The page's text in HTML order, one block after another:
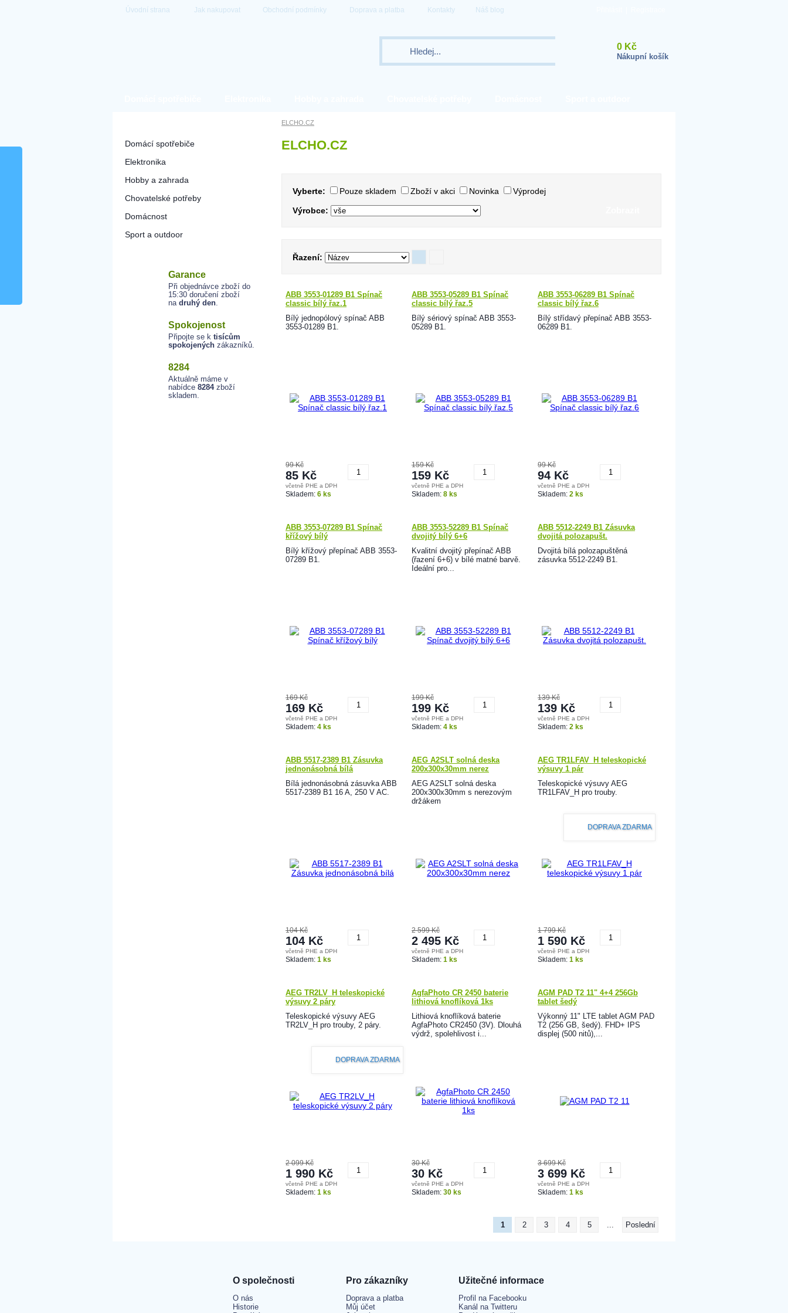
Úvodní strana Jak nakupovat Obchodní podmínky Doprava a platba Kontakty Náš blog
0 Kč
Nákupní košík
Domácí spotřebiče
Elektronika
Hobby a zahrada
Chovatelské potřeby
Domácnost
Sport a outdoor
Garance
Při objednávce zboží do
15:30 doručení zboží
na druhý den.
Spokojenost
Připojte se k tisícům
spokojených zákazníků.
8284
Aktuálně máme v
nabídce 8284zboží
skladem.
ELCHO.CZ
ELCHO.CZ
Vyberte: Pouze skladem Zboží v akci Novinka Výprodej
Výrobce:
Řazení:
ABB 3553-01289 B1 Spínač
classic bílý řaz.1
Bílý jednopólový spínač ABB
3553-01289 B1.
99 Kč
85 Kč
včetně PHE a DPH
Skladem: 6 ks
ABB 3553-05289 B1 Spínač
classic bílý řaz.5
Bílý sériový spínač ABB 3553-
05289 B1.
159 Kč
159 Kč
včetně PHE a DPH
Skladem: 8 ks
ABB 3553-06289 B1 Spínač
classic bílý řaz.6
Bílý střídavý přepínač ABB 3553-
06289 B1.
99 Kč
94 Kč
včetně PHE a DPH
Skladem: 2 ks
ABB 3553-07289 B1 Spínač
křížový bílý
Bílý křížový přepínač ABB 3553-
07289 B1.
169 Kč
169 Kč
včetně PHE a DPH
Skladem: 4 ks
ABB 3553-52289 B1 Spínač
dvojitý bílý 6+6
Kvalitní dvojitý přepínač ABB
(řazení 6+6) v bílé matné barvě.
Ideální pro...
199 Kč
199 Kč
včetně PHE a DPH
Skladem: 4 ks
ABB 5512-2249 B1 Zásuvka
dvojitá polozapušt.
Dvojitá bílá polozapuštěná
zásuvka 5512-2249 B1.
139 Kč
139 Kč
včetně PHE a DPH
Skladem: 2 ks
ABB 5517-2389 B1 Zásuvka
jednonásobná bílá
Bílá jednonásobná zásuvka ABB
5517-2389 B1 16 A, 250 V AC.
104 Kč
104 Kč
včetně PHE a DPH
Skladem: 1 ks
AEG A2SLT solná deska
200x300x30mm nerez
AEG A2SLT solná deska
200x300x30mm s nerezovým
držákem
2 599 Kč
2 495 Kč
včetně PHE a DPH
Skladem: 1 ks
AEG TR1LFAV_H teleskopické
výsuvy 1 pár
Teleskopické výsuvy AEG
TR1LFAV_H pro trouby.
DOPRAVA ZDARMA
1 799 Kč
1 590 Kč
včetně PHE a DPH
Skladem: 1 ks
AEG TR2LV_H teleskopické
výsuvy 2 páry
Teleskopické výsuvy AEG
TR2LV_H pro trouby, 2 páry.
DOPRAVA ZDARMA
2 099 Kč
1 990 Kč
včetně PHE a DPH
Skladem: 1 ks
AgfaPhoto CR 2450 baterie
lithiová knoflíková 1ks
Lithiová knoflíková baterie
AgfaPhoto CR2450 (3V). Dlouhá
výdrž, spolehlivost i...
30 Kč
30 Kč
včetně PHE a DPH
Skladem: 30 ks
AGM PAD T2 11" 4+4 256Gb
tablet šedý
Výkonný 11" LTE tablet AGM PAD
T2 (256 GB, šedý). FHD+ IPS
displej (500 nitů),...
3 699 Kč
3 699 Kč
včetně PHE a DPH
Skladem: 1 ks
1 2 3 4 5 ... Poslední
O společnosti
O nás
Historie
Pro zákazníky
Doprava a platba
Můj účet
Užitečné informace
Profil na Facebooku
Kanál na Twitteru